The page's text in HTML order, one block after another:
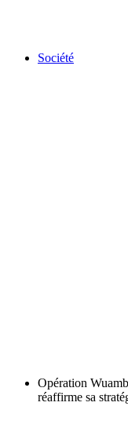
Société
Opération
réaffirme sa